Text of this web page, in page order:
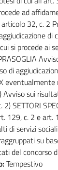
ad
32, c. 2
di
si procede ai
di
eventualmente
sui
SETTORI
129, c. 2 e art.
di servizi
su
del concorso
Tempestivo